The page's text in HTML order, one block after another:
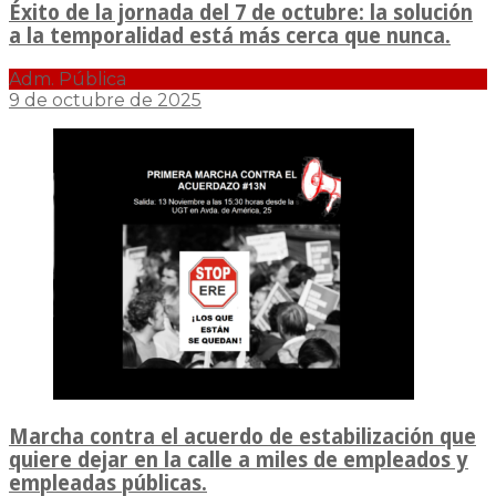
Éxito de la jornada del 7 de octubre: la solución
a la temporalidad está más cerca que nunca.
Adm. Pública
9 de octubre de 2025
Marcha contra el acuerdo de estabilización que
quiere dejar en la calle a miles de empleados y
empleadas públicas.